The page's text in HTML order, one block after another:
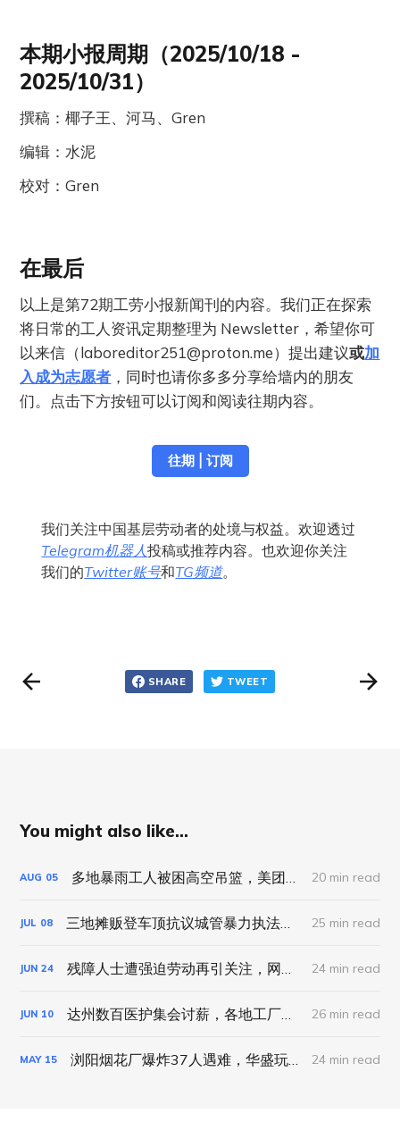
本期小报周期（2025/10/18 -
2025/10/31）
撰稿：椰子王、河马、Gren
编辑：水泥
校对：Gren
在最后
以上是第72期工劳小报新闻刊的内容。我们正在探索
将日常的工人资讯定期整理为 Newsletter，希望你可
以来信（laboreditor251@proton.me）提出建议或加
入成为志愿者 ，同时也请你多多分享给墙内的朋友
们。点击下方按钮可以订阅和阅读往期内容。
往期 | 订阅
我们关注中国基层劳动者的处境与权益。欢迎透过
Telegram机器人投稿或推荐内容。也欢迎你关注
我们的Twitter账号和TG频道。
SHARE TWEET
You might also like...
AUG 05 20 min read
JUL 08 25 min read
JUN 24 24 min read
JUN 10 26 min read
MAY 15 24 min read